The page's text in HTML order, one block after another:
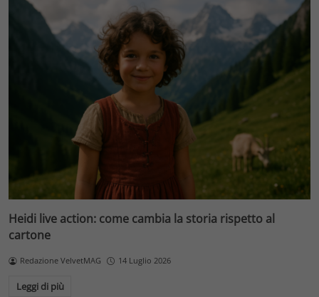
Heidi live action: come cambia la storia rispetto al
cartone
Redazione VelvetMAG 14 Luglio 2026
Leggi di più